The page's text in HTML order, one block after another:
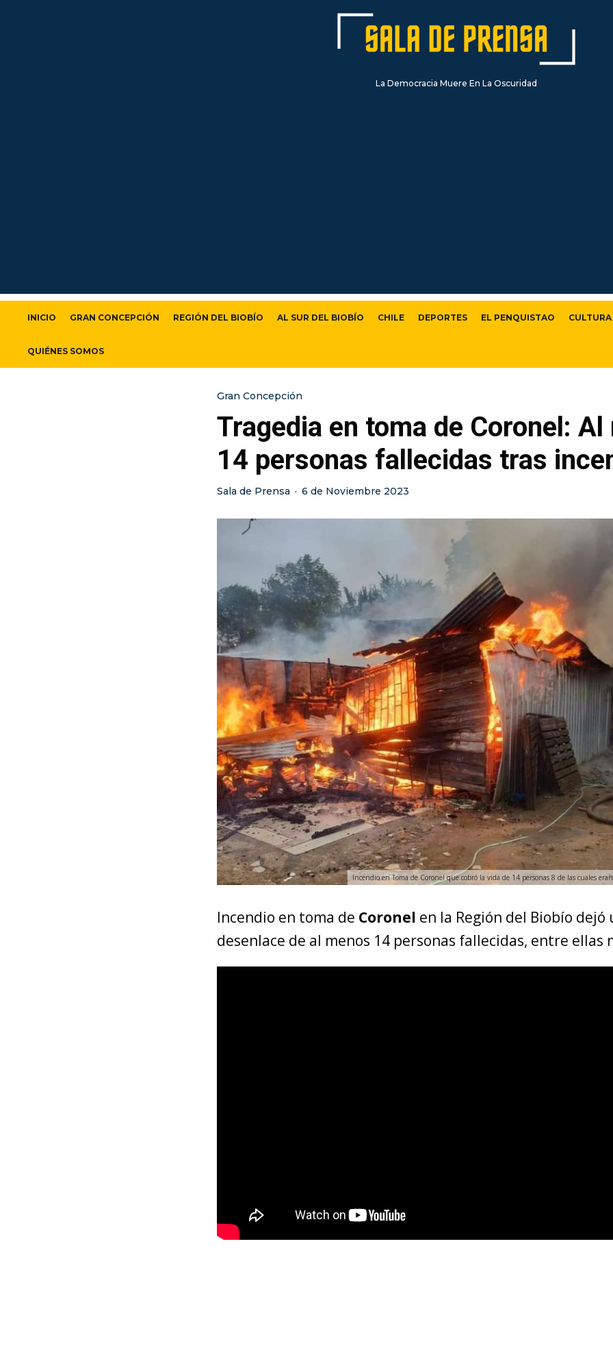
La Democracia Muere En La Oscuridad
INICIO GRAN CONCEPCIÓN REGIÓN DEL BIOBÍO AL SUR DEL BIOBÍO CHILE DEPORTES EL PENQUISTAO CULTURA
QUIÉNES SOMOS
Gran Concepción
Tragedia en toma de Coronel: Al
14 personas fallecidas tras
Sala de Prensa · 6 de Noviembre 2023
Incendio en Toma de Coronel que cobró la vida de 14 personas 8 de las cuales
Incendio en toma de Coronel en la Región del Biobío dejó
desenlace de al menos 14 personas fallecidas, entre ellas